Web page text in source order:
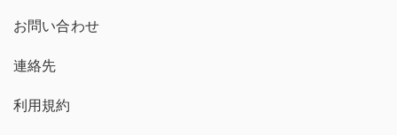
お問い合わせ
連絡先
利用規約